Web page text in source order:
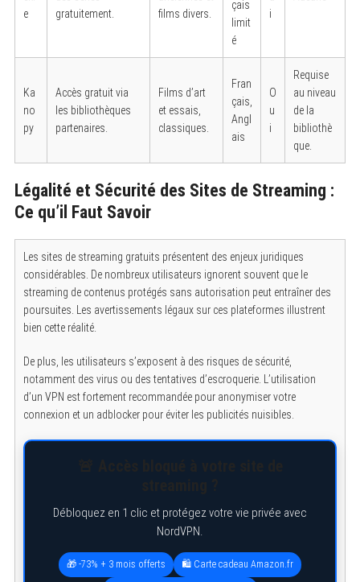
e
gratuitement.
films divers.
çais
limit
é
i
Ka
no
py
Accès gratuit via
les bibliothèques
partenaires.
Films d’art
et essais,
classiques.
Fran
çais,
Angl
ais
O
u
i
Requise
au niveau
de la
bibliothè
que.
Légalité et Sécurité des Sites de Streaming :
Ce qu’il Faut Savoir
Les sites de streaming gratuits présentent des enjeux juridiques
considérables. De nombreux utilisateurs ignorent souvent que le
streaming de contenus protégés sans autorisation peut entraîner des
poursuites. Les avertissements légaux sur ces plateformes illustrent
bien cette réalité.
De plus, les utilisateurs s’exposent à des risques de sécurité,
notamment des virus ou des tentatives d’escroquerie. L’utilisation
d’un VPN est fortement recommandée pour anonymiser votre
connexion et un adblocker pour éviter les publicités nuisibles.
Débloquez en 1 clic et protégez votre vie privée avec
NordVPN.
🎁 -73% + 3 mois offerts 🛍️ Carte cadeau Amazon.fr